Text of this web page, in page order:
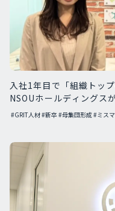
入社1年目で「組織トッ
NSOUホールディングス
#GRIT人材#新卒 #母集団形成#ミス